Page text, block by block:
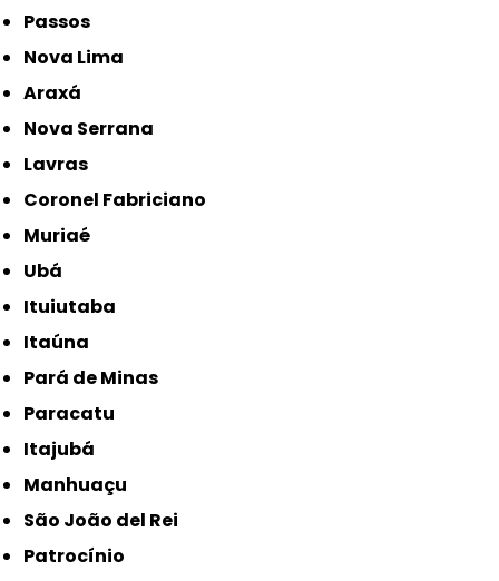
Passos
Nova Lima
Araxá
Nova Serrana
Lavras
Coronel Fabriciano
Muriaé
Ubá
Ituiutaba
Itaúna
Pará de Minas
Paracatu
Itajubá
Manhuaçu
São João del Rei
Patrocínio